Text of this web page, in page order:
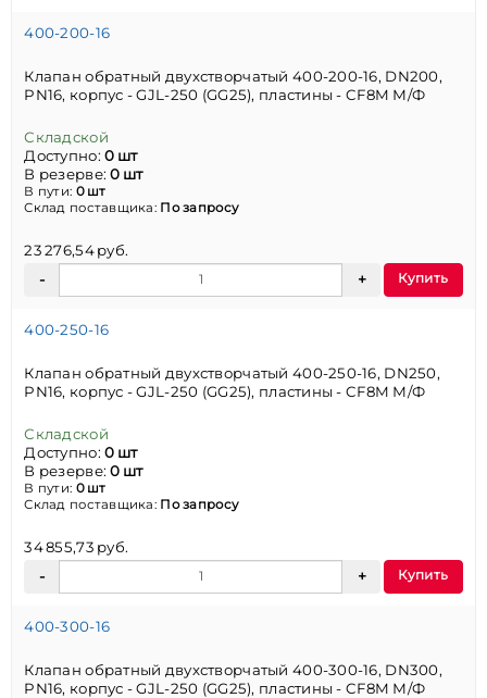
400-200-16
Клапан обратный двухстворчатый 400-200-16, DN200,
PN16, корпус - GJL-250 (GG25), пластины - CF8M М/Ф
Складской
Доступно:0 шт
В резерве:0 шт
В пути: 0 шт
Склад поставщика: По запросу
23 276,54 руб.
Купить
400-250-16
Клапан обратный двухстворчатый 400-250-16, DN250,
PN16, корпус - GJL-250 (GG25), пластины - CF8M М/Ф
Складской
Доступно:0 шт
В резерве:0 шт
В пути: 0 шт
Склад поставщика: По запросу
34 855,73 руб.
Купить
400-300-16
Клапан обратный двухстворчатый 400-300-16, DN300,
PN16, корпус - GJL-250 (GG25), пластины - CF8M М/Ф